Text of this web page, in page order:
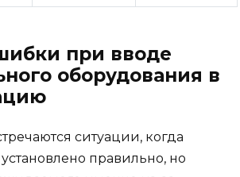
при вводе
оборудования в
ситуации, когда
правильно, но